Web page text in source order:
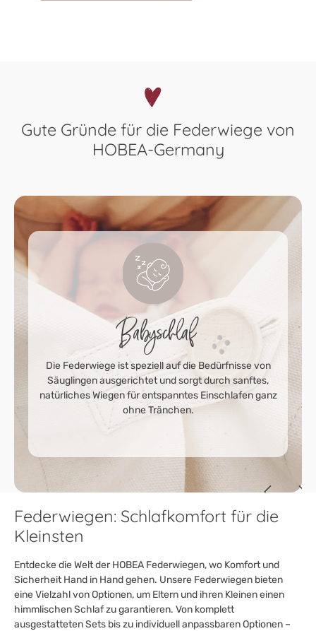
Gute Gründe für die Federwiege von
HOBEA-Germany
Babyschlaf
Die Federwiege ist speziell auf die Bedürfnisse von
Säuglingen ausgerichtet und sorgt durch sanftes,
natürliches Wiegen für entspanntes Einschlafen ganz
ohne Tränchen.
Federwiegen: Schlafkomfort für die
Kleinsten
Entdecke die Welt der HOBEA Federwiegen, wo Komfort und
Sicherheit Hand in Hand gehen. Unsere Federwiegen bieten
eine Vielzahl von Optionen, um Eltern und ihren Kleinen einen
himmlischen Schlaf zu garantieren. Von komplett
ausgestatteten Sets bis zu individuell anpassbaren Optionen –